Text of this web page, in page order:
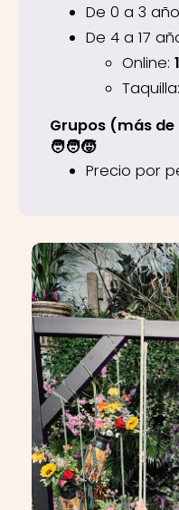
De 0 a 3
De 4 a 17
Online:
Taquilla:
Grupos (más de
🧑‍🧑‍🧒
Precio por